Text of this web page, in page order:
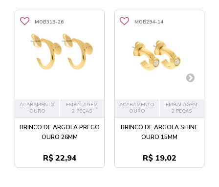
MOB315-26
ACABAMENTO
OURO
EMBALAGEM
2 PEÇAS
BRINCO DE ARGOLA PREGO
OURO 26MM
R$ 22,94
MOB294-14
ACABAMENTO
OURO
EMBALAGEM
2 PEÇAS
BRINCO DE ARGOLA SHINE
OURO 15MM
R$ 19,02